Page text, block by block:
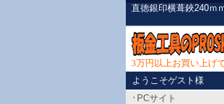
直徳銀印横葺鋏240ｍ
3万円以上お買い上げ
ようこそゲスト様
PCサイト